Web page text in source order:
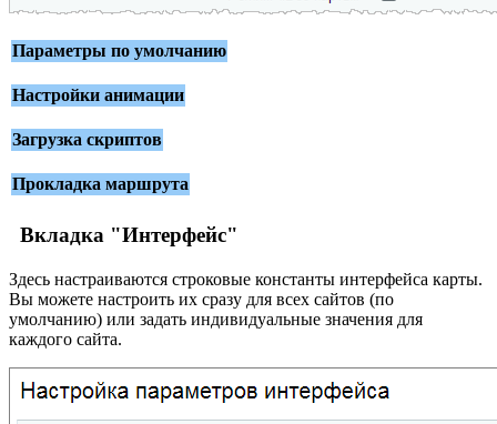
Параметры по умолчанию
Настройки анимации
Загрузка скриптов
Прокладка маршрута
Вкладка "Интерфейс"
Здесь настраиваются строковые константы интерфейса карты.
Вы можете настроить их сразу для всех сайтов (по
умолчанию) или задать индивидуальные значения для
каждого сайта.